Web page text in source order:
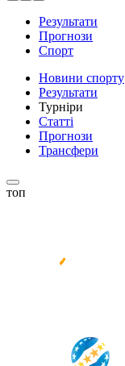
Результати
Прогнози
Спорт
Новини спорту
Результати
Турніри
Статті
Прогнози
Трансфери
топ